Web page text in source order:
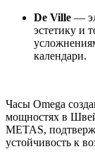
De Ville —
эстетику и
календари.
Часы Omega
мощностях в
METAS,
устойчивость к